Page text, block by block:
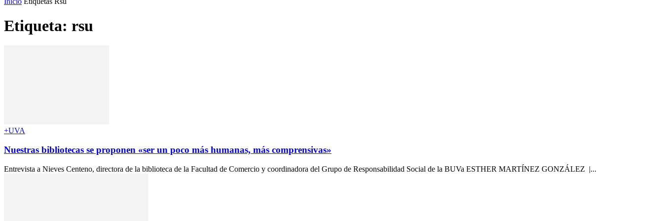
Etiqueta: rsu
+UVA
Nuestras bibliotecas se proponen «ser un poco más humanas, más comprensivas»
Entrevista a Nieves Centeno, directora de la biblioteca de la Facultad de Comercio y coordinadora del Grupo de Responsabilidad Social de la BUVa ESTHER MARTÍNEZ GONZÁLEZ |...